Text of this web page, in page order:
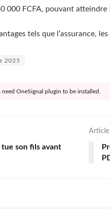
000 FCFA, pouvant atteindre
tels que l’assurance,
2025
OneSignal plugin to be installed.
son fils avant
Article